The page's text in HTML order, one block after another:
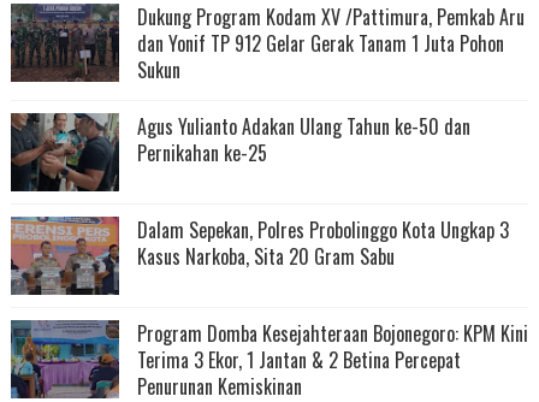
Dukung Program Kodam XV /Pattimura, Pemkab Aru
dan Yonif TP 912 Gelar Gerak Tanam 1 Juta Pohon
Sukun
Agus Yulianto Adakan Ulang Tahun ke-50 dan
Pernikahan ke-25
Dalam Sepekan, Polres Probolinggo Kota Ungkap 3
Kasus Narkoba, Sita 20 Gram Sabu
Program Domba Kesejahteraan Bojonegoro: KPM Kini
Terima 3 Ekor, 1 Jantan & 2 Betina Percepat
Penurunan Kemiskinan